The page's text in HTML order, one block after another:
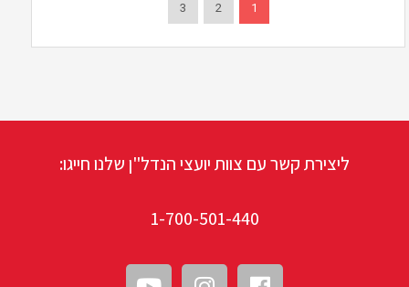
1
2
3
ליצירת קשר עם צוות יועצי הנדל"ן שלנו חייגו:
1-700-501-440